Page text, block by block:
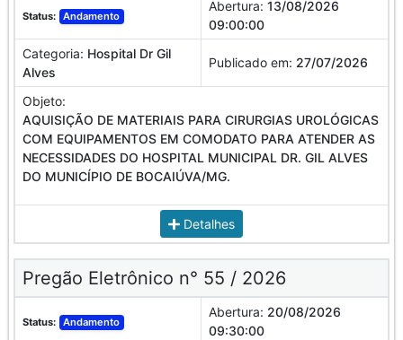
Status: Andamento
Abertura: 13/08/2026
09:00:00
Categoria: Hospital Dr Gil
Alves
Publicado em: 27/07/2026
Objeto:
AQUISIÇÃO DE MATERIAIS PARA CIRURGIAS UROLÓGICAS
COM EQUIPAMENTOS EM COMODATO PARA ATENDER AS
NECESSIDADES DO HOSPITAL MUNICIPAL DR. GIL ALVES
DO MUNICÍPIO DE BOCAIÚVA/MG.
Detalhes
Pregão Eletrônico n° 55 / 2026
Status: Andamento
Abertura: 20/08/2026
09:30:00